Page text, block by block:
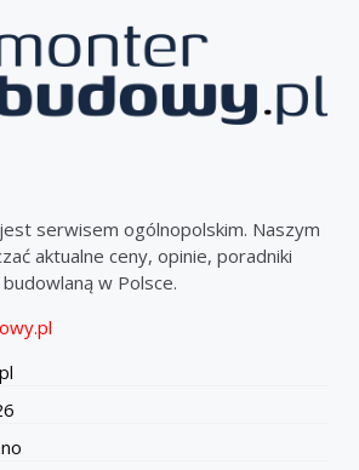
serwisem ogólnopolskim. Naszym
aktualne ceny, opinie, poradniki
w Polsce.